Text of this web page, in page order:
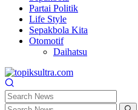
Partai Politik
Life Style
Sepakbola Kita
Otomotif
Daihatsu